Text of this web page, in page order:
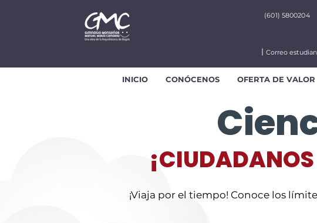
(601) 5800204
Correo
INICIO CONÓCENOS OFERTA DE VALOR
¡Viaja por el tiempo! Conoce los